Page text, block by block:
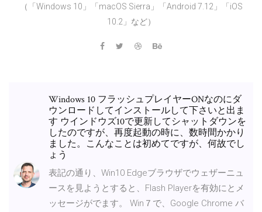
（「Windows 10」「macOS Sierra」「Android 7.12」「iOS
10.2」など）
Windows 10 フラッシュプレイヤーONなのにダ
ウンロードしてインストールして下さいと出ま
す ウインドウズ10で更新してシャットダウンを
したのですが、再度起動の時に、数時間かかり
ました。こんなことは初めてですが、何故でし
ょう
表記の通り、Win10 Edgeブラウザでウェザーニュ
ースを見ようとすると、Flash Playerを有効にとメ
ッセージがでます。 Win７で、Google Chrome バ